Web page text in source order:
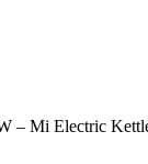
– Mi Electric